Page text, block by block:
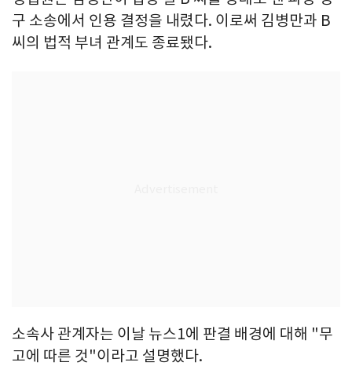
구 소송에서 인용 결정을 내렸다. 이로써 김병만과 B
씨의 법적 부녀 관계도 종료됐다.
소속사 관계자는 이날 뉴스1에 판결 배경에 대해 "무
고에 따른 것"이라고 설명했다.